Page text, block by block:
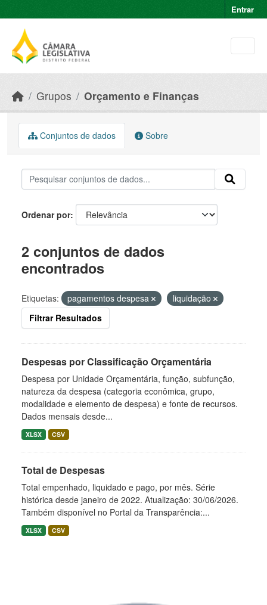
Entrar
Grupos Orçamento e Finanças
Conjuntos de dados Sobre
Ordenar por
2 conjuntos de dados
encontrados
Etiquetas: pagamentos despesa
liquidação
Filtrar Resultados
Despesas por Classificação Orçamentária
Despesa por Unidade Orçamentária, função, subfunção,
natureza da despesa (categoria econômica, grupo,
modalidade e elemento de despesa) e fonte de recursos.
Dados mensais desde...
XLSX CSV
Total de Despesas
Total empenhado, liquidado e pago, por mês. Série
histórica desde janeiro de 2022. Atualização: 30/06/2026.
Também disponível no Portal da Transparência:...
XLSX CSV